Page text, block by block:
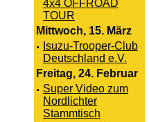
4x4 OFFROAD
TOUR
Mittwoch, 15. März
· Isuzu-Trooper-Club
Deutschland e.V.
Freitag, 24. Februar
· Super Video zum
Nordlichter
Stammtisch